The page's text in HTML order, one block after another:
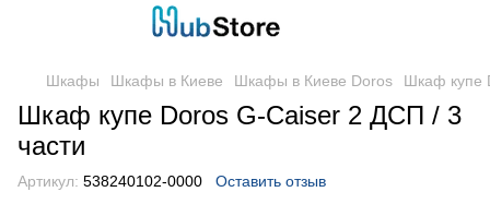
Шкафы Шкафы в Киеве Шкафы в Киеве Doros Шкаф купе
Шкаф купе Doros G-Caiser 2 ДСП / 3
части
Артикул: 538240102-0000 Оставить отзыв